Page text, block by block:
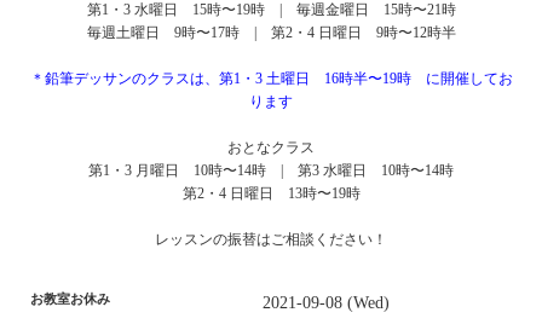
第1・3 水曜日 15時〜19時 | 毎週金曜日 15時〜21時
毎週土曜日 9時〜17時 | 第2・4 日曜日 9時〜12時半
＊鉛筆デッサンのクラスは、第1・3 土曜日 16時半〜19時 に開催してお
ります
おとなクラス
第1・3 月曜日 10時〜14時 | 第3 水曜日 10時〜14時
第2・4 日曜日 13時〜19時
レッスンの振替はご相談ください！
お教室お休み 2021-09-08 (Wed)